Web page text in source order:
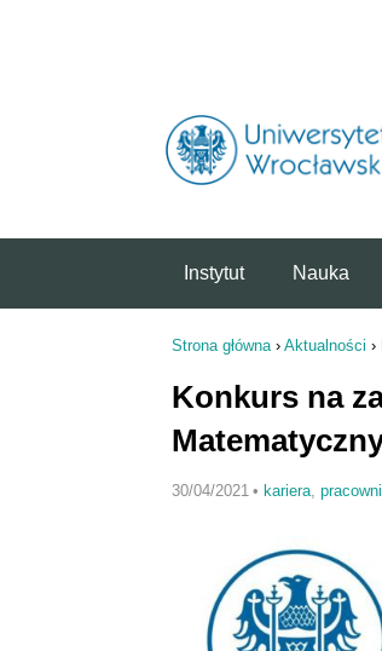
Instytut Nauka
Strona główna› Aktualności ›
Konkurs na
30/04/2021 • kariera,